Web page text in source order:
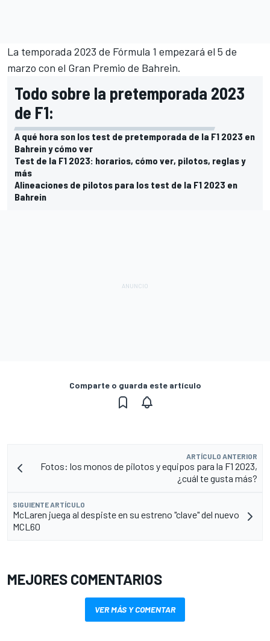
La temporada 2023 de Fórmula 1 empezará el 5 de
marzo con el Gran Premio de Bahrein.
Todo sobre la pretemporada 2023
de F1:
A qué hora son los test de pretemporada de la F1 2023 en
Bahrein y cómo ver
Test de la F1 2023: horarios, cómo ver, pilotos, reglas y
más
Alineaciones de pilotos para los test de la F1 2023 en
Bahrein
Comparte o guarda este artículo
ARTÍCULO ANTERIOR
Fotos: los monos de pilotos y equipos para la F1 2023,
¿cuál te gusta más?
SIGUIENTE ARTÍCULO
McLaren juega al despiste en su estreno "clave" del nuevo
MCL60
MEJORES COMENTARIOS
VER MÁS Y COMENTAR